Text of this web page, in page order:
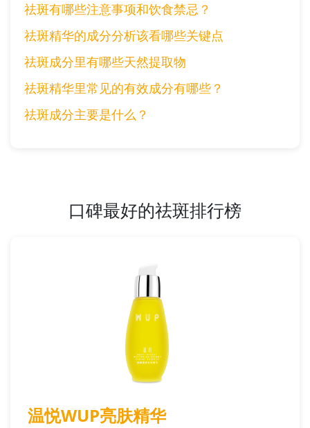
祛斑有哪些注意事项和饮食禁忌？
祛斑精华的成分分析该看哪些关键点
祛斑成分里有哪些天然提取物
祛斑精华里常见的有效成分有哪些？
祛斑成分主要是什么？
口碑最好的祛斑排行榜
温悦WUP亮肤精华